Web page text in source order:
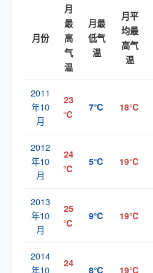
月份
月
最
高
气
温
月最
低气
温
月平
均最
高气
温
2011
年10
月
23
℃
7℃ 18℃
2012
年10
月
24
℃
5℃ 19℃
2013
年10
月
25
℃
9℃ 19℃
2014
年10
24
8℃ 19℃